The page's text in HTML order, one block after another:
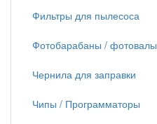
Фильтры для пылесоса
Фотобарабаны / фотовалы
Чернила для заправки
Чипы / Программаторы